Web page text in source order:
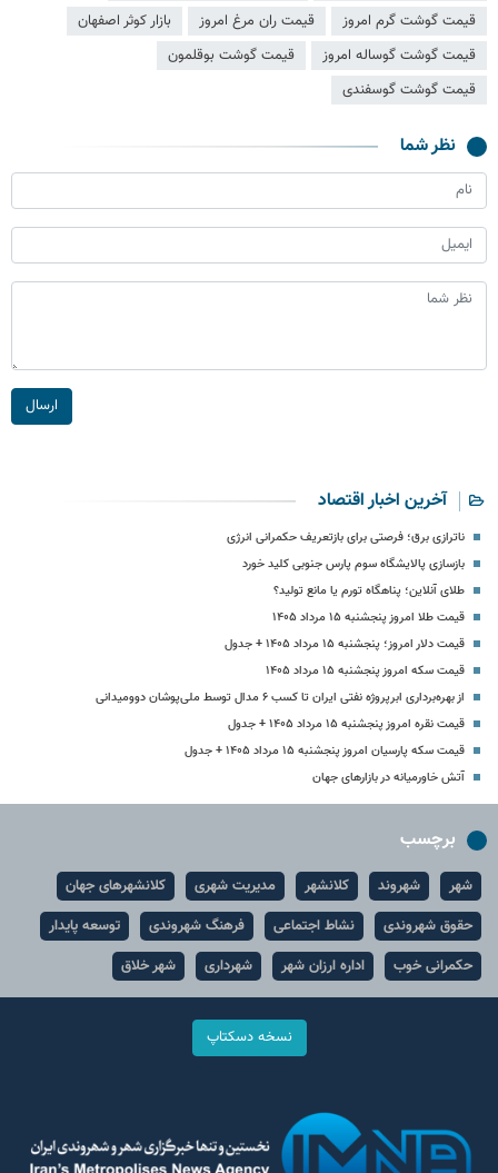
قیمت گوشت گرم امروز
قیمت ران مرغ امروز
بازار کوثر اصفهان
قیمت گوشت گوساله امروز
قیمت گوشت بوقلمون
قیمت گوشت گوسفندی
نظر شما
ارسال
آخرین اخبار اقتصاد
ناترازی برق؛ فرصتی برای بازتعریف حکمرانی انرژی
بازسازی پالایشگاه سوم پارس جنوبی کلید خورد
طلای آنلاین؛ پناهگاه تورم یا مانع تولید؟
قیمت طلا امروز پنجشنبه ۱۵ مرداد ۱۴۰۵
قیمت دلار امروز؛ پنجشنبه ۱۵ مرداد ۱۴۰۵ + جدول
قیمت سکه امروز پنجشنبه ۱۵ مرداد ۱۴۰۵
از بهره‌برداری ابرپروژه نفتی ایران تا کسب ۶ مدال توسط ملی‌پوشان دوومیدانی
قیمت نقره امروز پنجشنبه ۱۵ مرداد ۱۴۰۵ + جدول
قیمت سکه پارسیان امروز پنجشنبه ۱۵ مرداد ۱۴۰۵ + جدول
آتش خاورمیانه در بازارهای جهان
برچسب
شهر شهروند کلانشهر مدیریت شهری
کلانشهرهای جهان
حقوق شهروندی
نشاط اجتماعی فرهنگ شهروندی
توسعه پایدار
حکمرانی خوب
اداره ارزان شهر شهرداری شهر خلاق
نسخه دسکتاپ